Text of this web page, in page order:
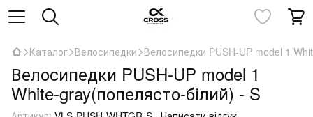
Каталог Велосипедки Велосипедки PUSH-UP model 1
Велосипедки PUSH-UP model 1
White-gray(попелясто-білий) - S